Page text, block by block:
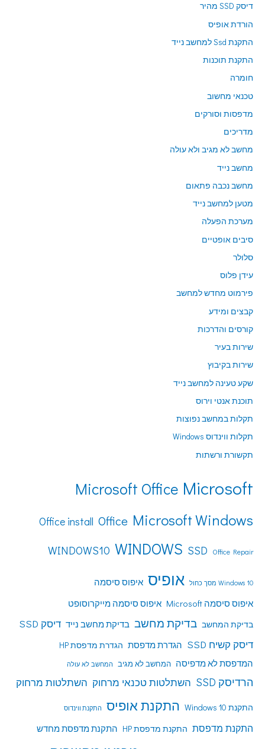
דיסק SSD מהיר
הורדת אופיס
התקנת Ssd למחשב נייד
התקנת תוכנות
חומרה
טכנאי מחשוב
מדפסות וסורקים
מדריכים
מחשב לא מגיב ולא עולה
מחשב נייד
מחשב נכבה פתאום
מטען למחשב נייד
מערכת הפעלה
סיבים אופטיים
סלולר
עידן פלוס
פירמוט מחדש למחשב
קבצים ומידע
קורסים והדרכות
שירות בעיר
שירות בקיבוץ
שקע טעינה למחשב נייד
תוכנת אנטי וירוס
תקלות במחשב נפוצות
תקלות ווינדוס Windows
תקשורת ורשתות
Microsoft
Microsoft Office
Microsoft Windows
Office
Office install
Office Repair
SSD
WINDOWS
WINDOWS10
Windows 10 מסך כחול אופיס איפוס סיסמה
איפוס סיסמה Microsoft
איפוס סיסמה מייקרוסופט
בדיקת המחשב בדיקת מחשב בדיקת מחשב נייד דיסק SSD
דיסק קשיח SSD
הגדרת מדפסת הגדרת מדפסת HP
המדפסת לא מדפיסה המחשב לא מגיב המחשב לא עולה
הרדיסק SSD השתלטות טכנאי מרחוק השתלטות מרחוק
התקנת Windows 10 התקנת אופיס התקנת ווינדוס
התקנת מדפסת התקנת מדפסת HP התקנת מדפסת מחדש